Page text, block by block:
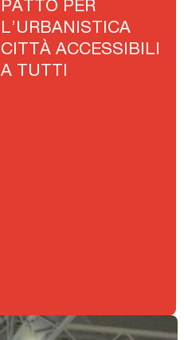
PATTO PER
L’URBANISTICA
CITTÀ ACCESSIBILI
A TUTTI